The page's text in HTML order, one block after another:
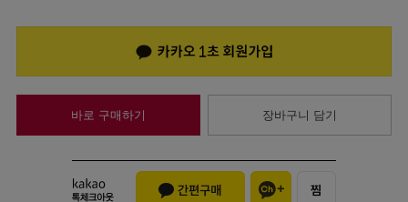
바로 구매하기 장바구니 담기